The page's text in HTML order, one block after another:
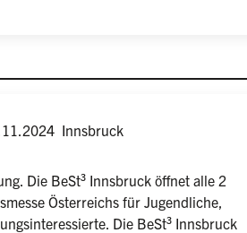
Innsbruck
Die BeSt³ Innsbruck öffnet alle 2
Österreichs für Jugendliche,
Die BeSt³ Innsbruck